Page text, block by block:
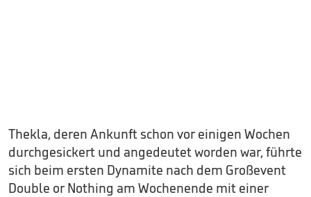
Thekla, deren Ankunft schon vor einigen Wochen
durchgesickert und angedeutet worden war, führte
sich beim ersten Dynamite nach dem Großevent
Double or Nothing am Wochenende mit einer